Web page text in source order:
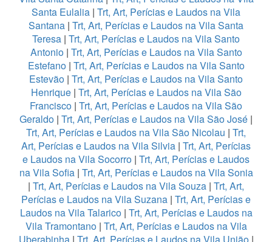
Santa Eulalia | Trt, Art, Perícias e Laudos na Vila
Santana | Trt, Art, Perícias e Laudos na Vila Santa
Teresa | Trt, Art, Perícias e Laudos na Vila Santo
Antonio| Trt, Art, Perícias e Laudos na Vila Santo
Estefano| Trt, Art, Perícias e Laudos na Vila Santo
Estevão | Trt, Art, Perícias e Laudos na Vila Santo
Henrique| Trt, Art, Perícias e Laudos na Vila São
Francisco | Trt, Art, Perícias e Laudos na Vila São
Geraldo | Trt, Art, Perícias e Laudos na Vila São José |
Trt, Art, Perícias e Laudos na Vila São Nicolau | Trt,
Art, Perícias e Laudos na Vila Silvia | Trt, Art, Perícias
e Laudos na Vila Socorro | Trt, Art, Perícias e Laudos
na Vila Sofia| Trt, Art, Perícias e Laudos na Vila Sonia
| Trt, Art, Perícias e Laudos na Vila Souza | Trt, Art,
Perícias e Laudos na Vila Suzana | Trt, Art, Perícias e
Laudos na Vila Talarico| Trt, Art, Perícias e Laudos na
Vila Tramontano| Trt, Art, Perícias e Laudos na Vila